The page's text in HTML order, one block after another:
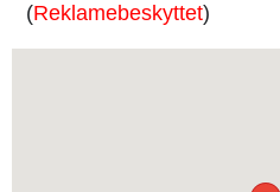
(Reklamebeskyttet)